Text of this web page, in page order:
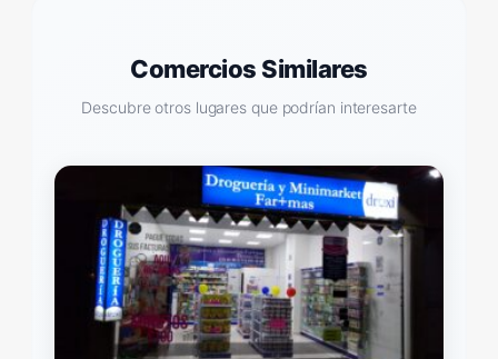
Comercios Similares
Descubre otros lugares que podrían interesarte